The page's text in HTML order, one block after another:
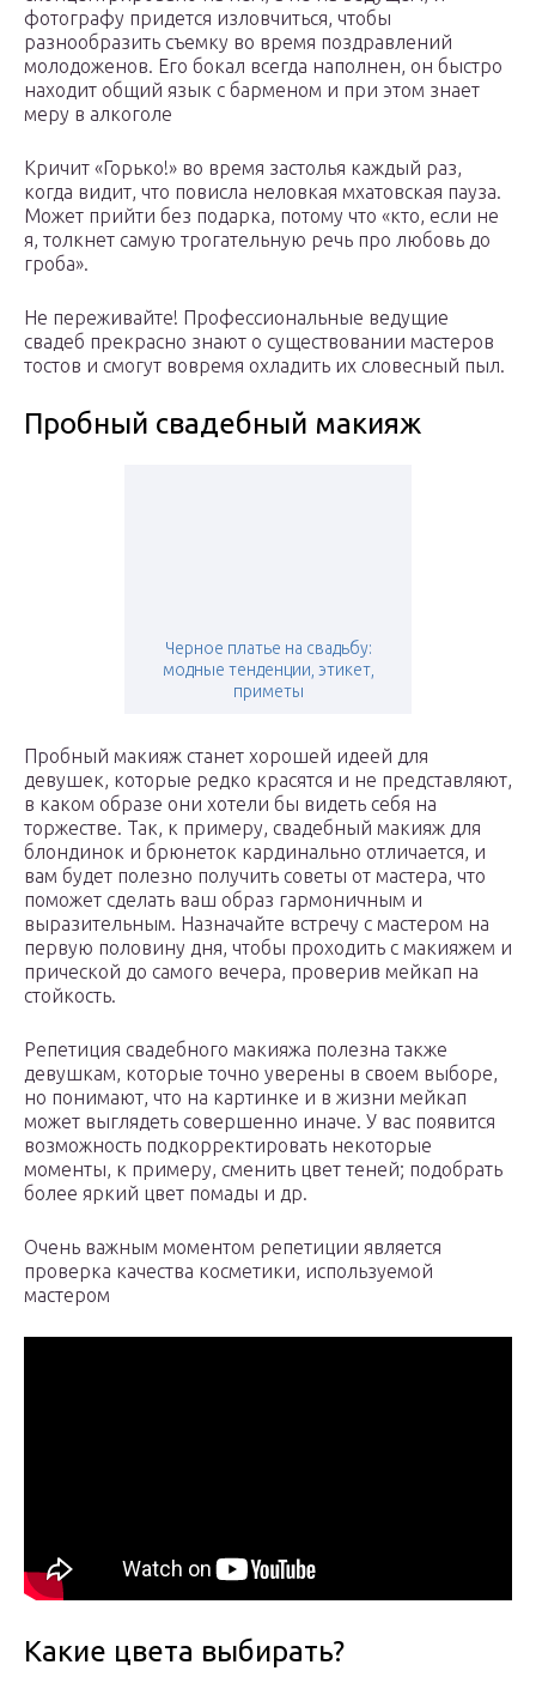
фотографу придется изловчиться, чтобы
разнообразить съемку во время поздравлений
молодоженов. Его бокал всегда наполнен, он быстро
находит общий язык с барменом и при этом знает
меру в алкоголе
Кричит «Горько!» во время застолья каждый раз,
когда видит, что повисла неловкая мхатовская пауза.
Может прийти без подарка, потому что «кто, если не
я, толкнет самую трогательную речь про любовь до
гроба».
Не переживайте! Профессиональные ведущие
свадеб прекрасно знают о существовании мастеров
тостов и смогут вовремя охладить их словесный пыл.
Пробный свадебный макияж
Черное платье на свадьбу:
модные тенденции, этикет,
приметы
Пробный макияж станет хорошей идеей для
девушек, которые редко красятся и не представляют,
в каком образе они хотели бы видеть себя на
торжестве. Так, к примеру, свадебный макияж для
блондинок и брюнеток кардинально отличается, и
вам будет полезно получить советы от мастера, что
поможет сделать ваш образ гармоничным и
выразительным. Назначайте встречу с мастером на
первую половину дня, чтобы проходить с макияжем и
прической до самого вечера, проверив мейкап на
стойкость.
Репетиция свадебного макияжа полезна также
девушкам, которые точно уверены в своем выборе,
но понимают, что на картинке и в жизни мейкап
может выглядеть совершенно иначе. У вас появится
возможность подкорректировать некоторые
моменты, к примеру, сменить цвет теней; подобрать
более яркий цвет помады и др.
Очень важным моментом репетиции является
проверка качества косметики, используемой
мастером
Какие цвета выбирать?